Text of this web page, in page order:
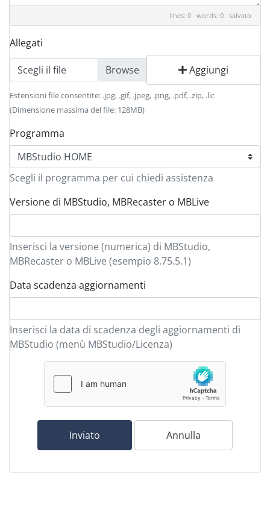
lines: 0 words: 0 salvato
Allegati
Scegli il file Aggiungi
Estensioni file consentite: .jpg, .gif, .jpeg, .png, .pdf, .zip, .lic
(Dimensione massima del file: 128MB)
Programma
Scegli il programma per cui chiedi assistenza
Versione di MBStudio, MBRecaster o MBLive
Inserisci la versione (numerica) di MBStudio,
MBRecaster o MBLive (esempio 8.75.5.1)
Data scadenza aggiornamenti
Inserisci la data di scadenza degli aggiornamenti di
MBStudio (menù MBStudio/Licenza)
Inviato Annulla